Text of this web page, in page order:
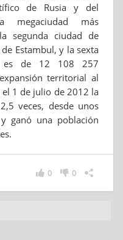
de Rusia y del
megaciudad más
segunda ciudad de
Estambul, y la sexta
es de 12 108 257
territorial al
1 de julio de 2012 la
veces, desde unos
ganó una población
0
0